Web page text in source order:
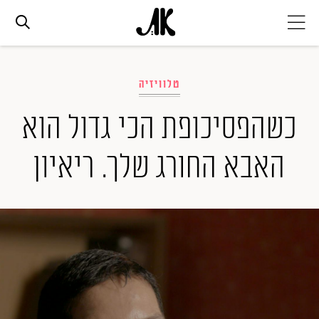
אופנה
ביוטי
סלבס
ערוצים נוספים
המגזין
טלוויזיה
כשהפסיכופת הכי גדול הוא
האבא החורג שלך. ריאיון